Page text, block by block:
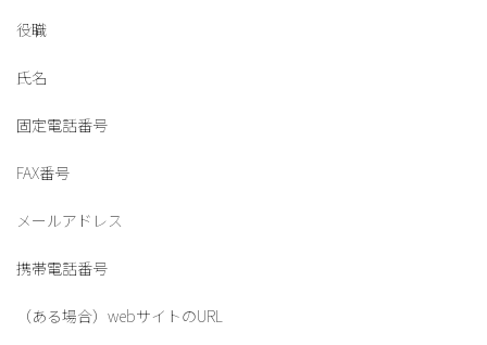
役職
氏名
固定電話番号
FAX番号
メールアドレス
携帯電話番号
（ある場合）webサイトのURL